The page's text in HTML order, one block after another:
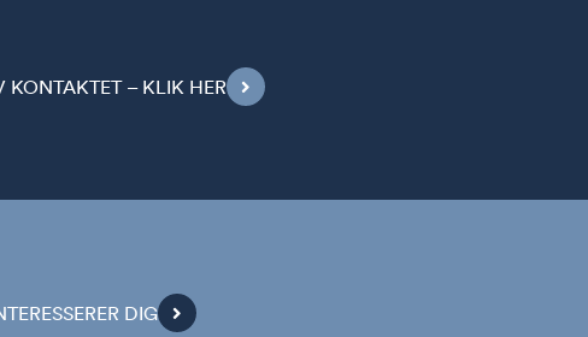
– KLIK HER
DIG